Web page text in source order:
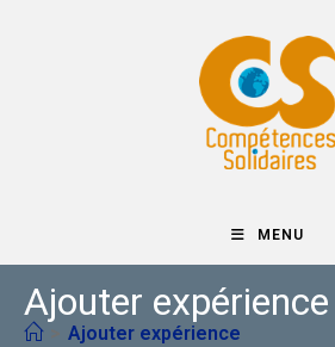
MENU
Ajouter expérience
Ajouter expérience